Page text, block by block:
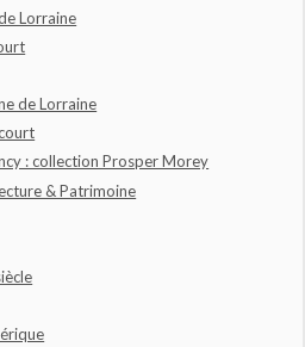
Lorraine
de Lorraine
: collection Prosper Morey
& Patrimoine